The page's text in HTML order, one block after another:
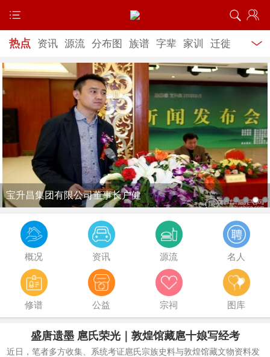
热点 资讯 源流 分布图 族谱 字辈 家训 迁徙
记载 研究考证 古代名人 当代名人 功德榜 文
文物古迹 宗祠陵园 扈氏企业 公益慈
网上寻亲 服务信息
扈耀之张嘉译《美好生活》再续“白鹿”缘
概况 资讯 源流 名人
修谱 公益 宗祠 图库
盛唐遗墨 扈氏荣光｜敦煌馆藏扈十娘写经考
近日，笔者多方收集、系统考证扈氏宗族史料与敦煌馆藏文物资料发